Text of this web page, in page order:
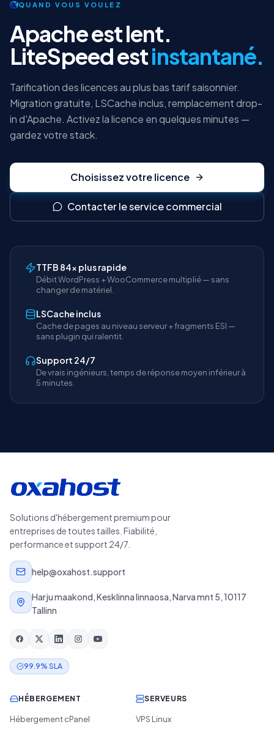
QUAND VOUS VOULEZ
Apache est lent.
LiteSpeed estinstantané.
Tarification des licences au plus bas tarif saisonnier.
Migration gratuite, LSCache inclus, remplacement drop-
in d'Apache. Activez la licence en quelques minutes —
gardez votre stack.
Choisissez votre licence
Contacter le service commercial
TTFB 84× plus rapide
Débit WordPress + WooCommerce multiplié — sans
changer de matériel.
LSCache inclus
Cache de pages au niveau serveur + fragments ESI —
sans plugin qui ralentit.
Support 24/7
De vrais ingénieurs, temps de réponse moyen inférieur à
5 minutes.
Solutions d'hébergement premium pour
entreprises de toutes tailles. Fiabilité,
performance et support 24/7.
help@oxahost.support
Harju maakond, Kesklinna linnaosa, Narva mnt 5, 10117
Tallinn
99.9% SLA
HÉBERGEMENT
Hébergement cPanel
SERVEURS
VPS Linux